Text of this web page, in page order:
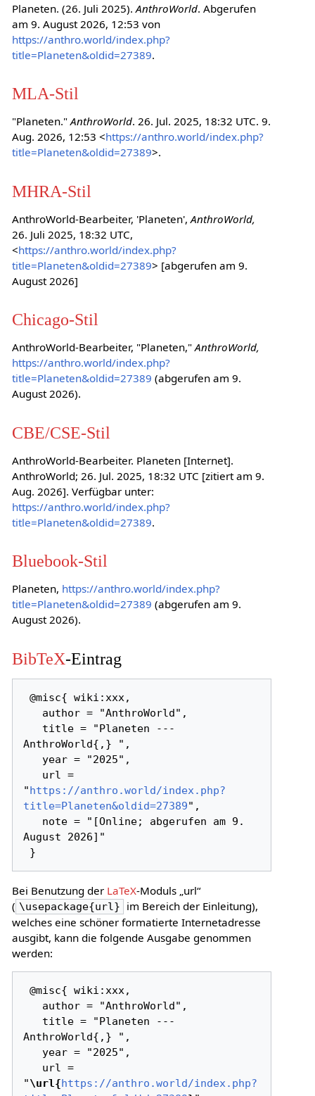
Planeten. (26. Juli 2025). AnthroWorld. Abgerufen
am 9. August 2026, 12:53 von
https://anthro.world/index.php?
title=Planeten&oldid=27389.
MLA-Stil
"Planeten."AnthroWorld. 26. Jul. 2025, 18:32 UTC. 9.
Aug. 2026, 12:53 <https://anthro.world/index.php?
title=Planeten&oldid=27389>.
MHRA-Stil
AnthroWorld-Bearbeiter, 'Planeten', AnthroWorld,
26. Juli 2025, 18:32 UTC,
<https://anthro.world/index.php?
title=Planeten&oldid=27389> [abgerufen am 9.
August 2026]
Chicago-Stil
AnthroWorld-Bearbeiter, "Planeten,"AnthroWorld,
https://anthro.world/index.php?
title=Planeten&oldid=27389 (abgerufen am 9.
August 2026).
CBE/CSE-Stil
AnthroWorld-Bearbeiter. Planeten [Internet].
AnthroWorld; 26. Jul. 2025, 18:32 UTC [zitiert am 9.
Aug. 2026]. Verfügbar unter:
https://anthro.world/index.php?
title=Planeten&oldid=27389.
Bluebook-Stil
Planeten, https://anthro.world/index.php?
title=Planeten&oldid=27389 (abgerufen am 9.
August 2026).
BibTeX-Eintrag
@misc{ wiki:xxx,
AnthroWorld{,} ",
"https://anthro.world/index.php?
title=Planeten&oldid=27389",
August 2026]"
Bei Benutzung der LaTeX-Moduls „url“
( \usepackage{url}
im Bereich der Einleitung),
welches eine schöner formatierte Internetadresse
ausgibt, kann die folgende Ausgabe genommen
werden:
@misc{ wiki:xxx,
AnthroWorld{,} ",
"\url{https://anthro.world/index.php?